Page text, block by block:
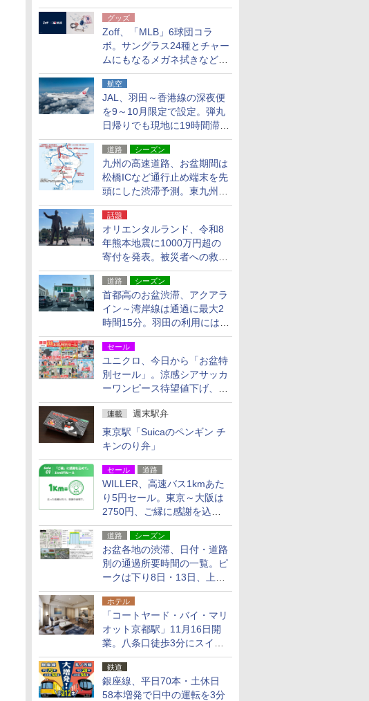
分、えきねっと限定
グッズ
Zoff、「MLB」6球団コラ
ボ。サングラス24種とチャー
ムにもなるメガネ拭きなど雑
貨24種
航空
JAL、羽田～香港線の深夜便
を9～10月限定で設定。弾丸
日帰りでも現地に19時間滞在
できる
道路 シーズン
九州の高速道路、お盆期間は
松橋ICなど通行止め端末を先
頭にした渋滞予測。東九州道
への迂回は料金調整を実施
話題
オリエンタルランド、令和8
年熊本地震に1000万円超の
寄付を発表。被災者への救援
活動・復旧支援
道路 シーズン
首都高のお盆渋滞、アクアラ
イン～湾岸線は通過に最大2
時間15分。羽田の利用には
「空港西出口」の利用検討を
セール
ユニクロ、今日から「お盆特
別セール」。涼感シアサッカ
ーワンピース待望値下げ、撥
水ギアショーツは1990円に
連載 週末駅弁
東京駅「Suicaのペンギン チ
キンのり弁」
セール 道路
WILLER、高速バス1kmあた
り5円セール。東京～大阪は
2750円、ご縁に感謝を込め
た20周年記念キャンペーン
道路 シーズン
お盆各地の渋滞、日付・道路
別の通過所要時間の一覧。ピ
ークは下り8日・13日、上り
14日・15日
ホテル
「コートヤード・バイ・マリ
オット京都駅」11月16日開
業。八条口徒歩3分にスイー
ト含む全270室、ダイニング
も併設
鉄道
銀座線、平日70本・土休日
58本増発で日中の運転を3分